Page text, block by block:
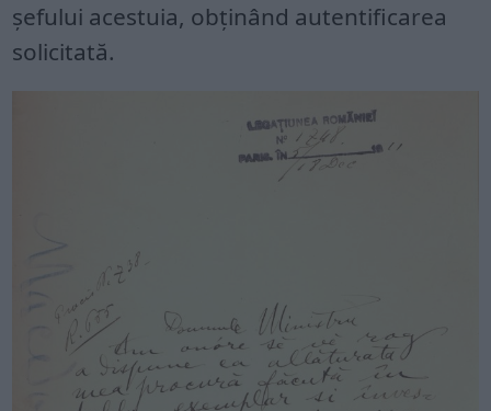
șefului acestuia, obținând autentificarea
solicitată.